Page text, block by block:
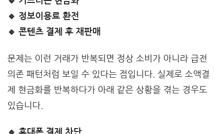
🔹 정보이용료 환전
🔹 콘텐츠 결제 후 재판매
문제는 이런 거래가 반복되면 정상 소비가 아니라 급전
의존 패턴처럼 보일 수 있다는 점입니다. 실제로 소액결
제 현금화를 반복하다가 아래 같은 상황을 겪는 경우도
있습니다.
🔹 휴대폰 결제 차단